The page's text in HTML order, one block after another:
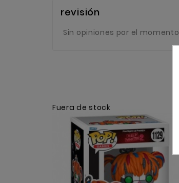
revisión
Sin opiniones por el momento
Fuera de stock
AGOTADO